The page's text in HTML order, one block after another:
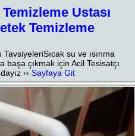
Ustası
Temizleme
su ve ısınma
başa çıkmak için Acil Tesisatçı
››Sayfaya Git